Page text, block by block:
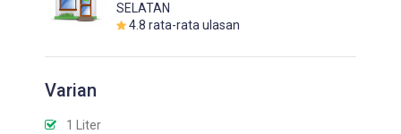
SELATAN
4.8 rata-rata ulasan
Varian
1 Liter